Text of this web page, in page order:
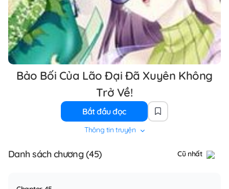
Bảo Bối Của Lão Đại Đã Xuyên Không
Trở Về!
Bắt đầu đọc
Thông tin truyện
Danh sách chương (45) Cũ nhất